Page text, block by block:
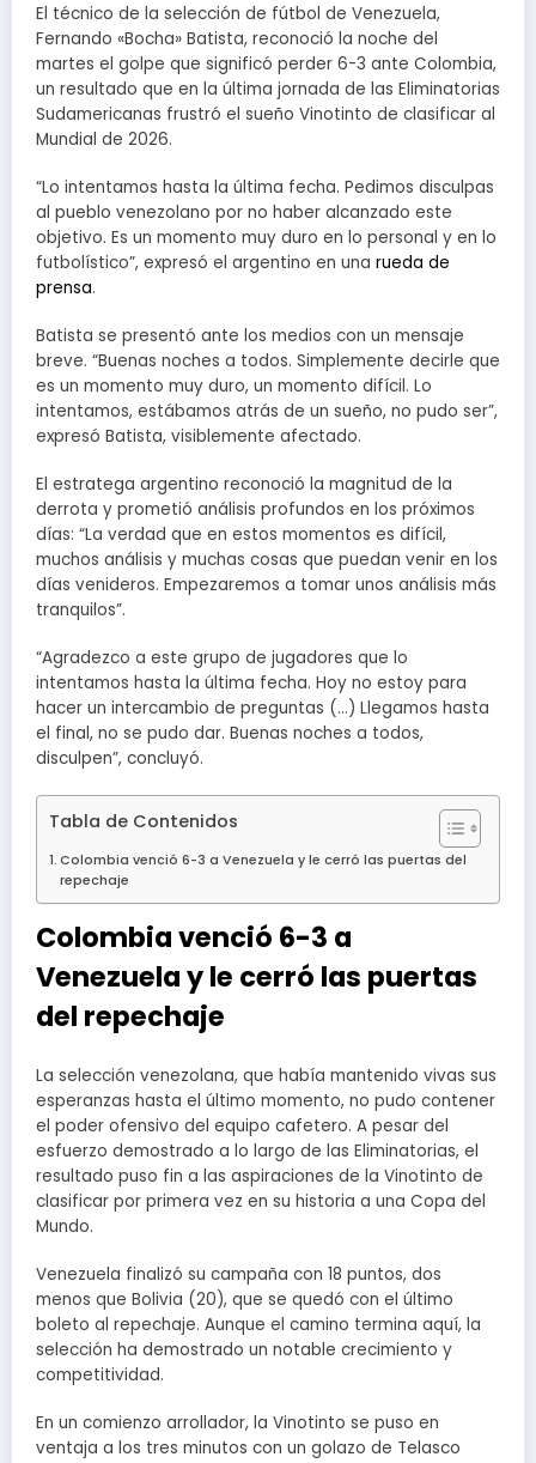
El técnico de la selección de fútbol de Venezuela,
Fernando «Bocha» Batista, reconoció la noche del
martes el golpe que significó perder 6-3 ante Colombia,
un resultado que en la última jornada de las Eliminatorias
Sudamericanas frustró el sueño Vinotinto de clasificar al
Mundial de 2026.
“Lo intentamos hasta la última fecha. Pedimos disculpas
al pueblo venezolano por no haber alcanzado este
objetivo. Es un momento muy duro en lo personal y en lo
futbolístico”, expresó el argentino en una rueda de
prensa.
Batista se presentó ante los medios con un mensaje
breve. “Buenas noches a todos. Simplemente decirle que
es un momento muy duro, un momento difícil. Lo
intentamos, estábamos atrás de un sueño, no pudo ser”,
expresó Batista, visiblemente afectado.
El estratega argentino reconoció la magnitud de la
derrota y prometió análisis profundos en los próximos
días: “La verdad que en estos momentos es difícil,
muchos análisis y muchas cosas que puedan venir en los
días venideros. Empezaremos a tomar unos análisis más
tranquilos”.
“Agradezco a este grupo de jugadores que lo
intentamos hasta la última fecha. Hoy no estoy para
hacer un intercambio de preguntas (…) Llegamos hasta
el final, no se pudo dar. Buenas noches a todos,
disculpen”, concluyó.
Tabla de Contenidos
Colombia venció 6-3 a Venezuela y le cerró las puertas del
repechaje
Colombia venció 6-3 a
Venezuela y le cerró las puertas
del repechaje
La selección venezolana, que había mantenido vivas sus
esperanzas hasta el último momento, no pudo contener
el poder ofensivo del equipo cafetero. A pesar del
esfuerzo demostrado a lo largo de las Eliminatorias, el
resultado puso fin a las aspiraciones de la Vinotinto de
clasificar por primera vez en su historia a una Copa del
Mundo.
Venezuela finalizó su campaña con 18 puntos, dos
menos que Bolivia (20), que se quedó con el último
boleto al repechaje. Aunque el camino termina aquí, la
selección ha demostrado un notable crecimiento y
competitividad.
En un comienzo arrollador, la Vinotinto se puso en
ventaja a los tres minutos con un golazo de Telasco